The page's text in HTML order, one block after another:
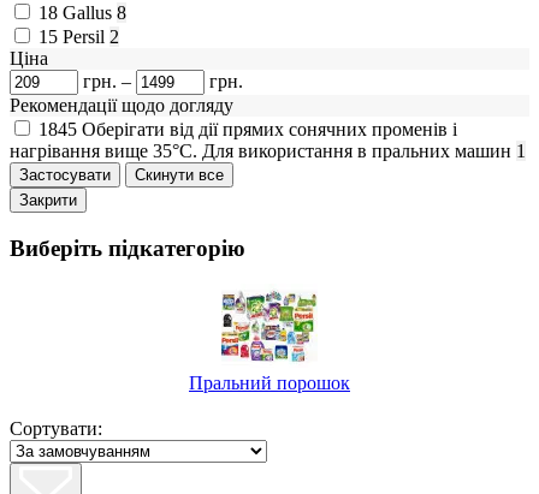
18 Gallus 8
15 Persil 2
Ціна
грн. –
грн.
Рекомендації щодо догляду
1845 Оберігати від дії прямих сонячних променів і
нагрівання вище 35°C. Для використання в пральних машин 1
Закрити
Виберіть підкатегорію
Пральний порошок
Сортувати: